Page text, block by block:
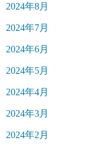
2024年8月
2024年7月
2024年6月
2024年5月
2024年4月
2024年3月
2024年2月